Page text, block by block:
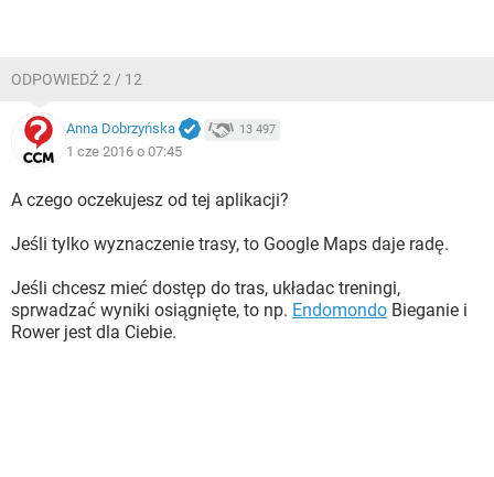
ODPOWIEDŹ 2 / 12
Anna Dobrzyńska 13 497
1 cze 2016 o 07:45
A czego oczekujesz od tej aplikacji?
Jeśli tylko wyznaczenie trasy, to Google Maps daje radę.
Jeśli chcesz mieć dostęp do tras, układac treningi,
sprwadzać wyniki osiągnięte, to np. Endomondo Bieganie i
Rower jest dla Ciebie.